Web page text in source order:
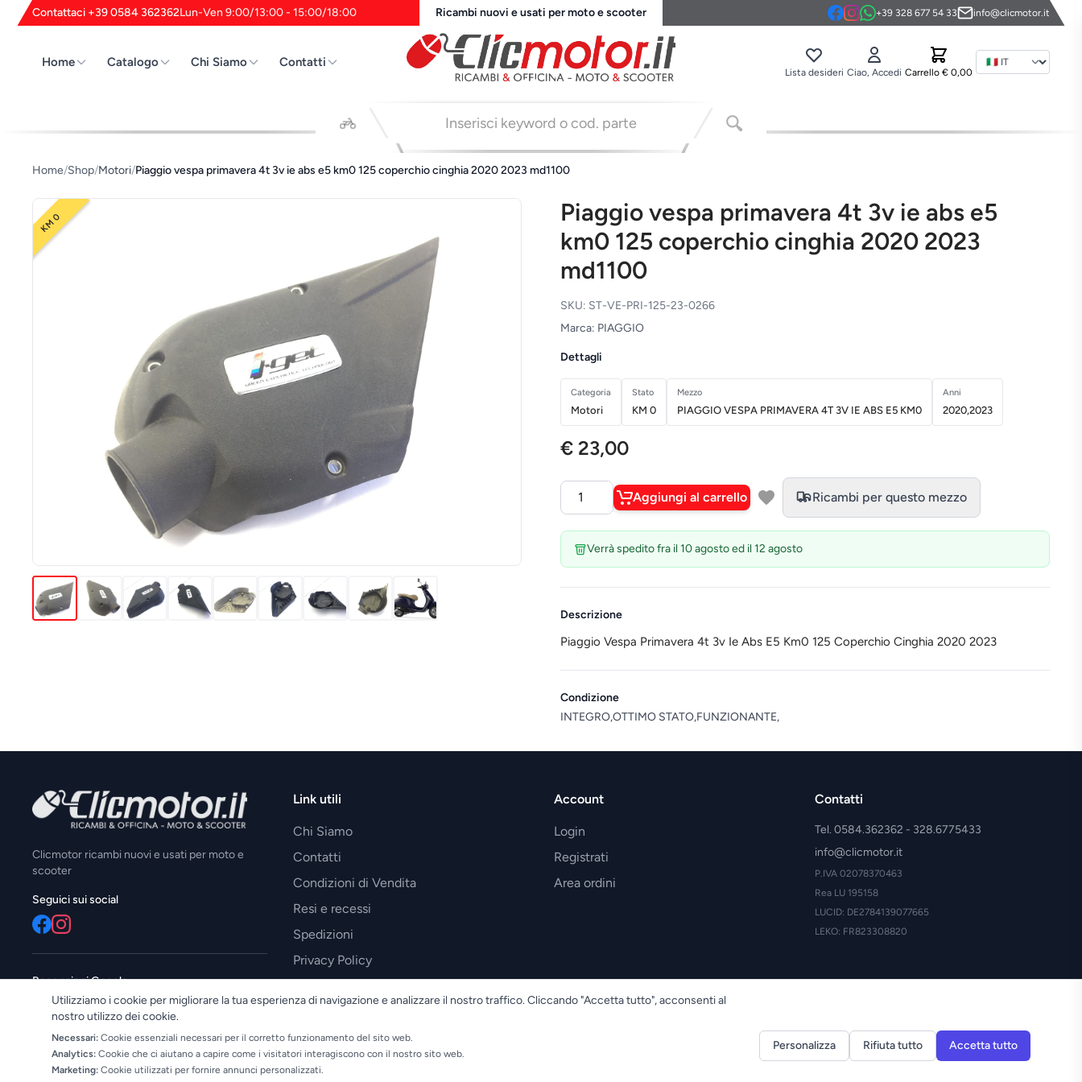
Contattaci +39 0584 362362Lun-Ven 9:00/13:00 - 15:00/18:00 Ricambi nuovi e usati per moto e scooter +39 328 677 54 33 info@clicmotor.it
Home Catalogo Chi Siamo Contatti
Lista desideri Ciao, Accedi Carrello € 0,00
Home/Shop/Motori/Piaggio vespa primavera 4t 3v ie abs e5 km0 125 coperchio cinghia 2020 2023 md1100
KM 0
Piaggio vespa primavera 4t 3v ie abs e5
km0 125 coperchio cinghia 2020 2023
md1100
SKU: ST-VE-PRI-125-23-0266
Marca: PIAGGIO
Dettagli
Categoria
Motori
Stato
KM 0
Mezzo
PIAGGIO VESPA PRIMAVERA 4T 3V IE ABS E5 KM0
Anni
2020,2023
€ 23,00
Quantità
Aggiungi al carrello Ricambi per questo mezzo
Verrà spedito fra il 10 agosto ed il 12 agosto
Descrizione
Piaggio Vespa Primavera 4t 3v Ie Abs E5 Km0 125 Coperchio Cinghia 2020 2023
Condizione
INTEGRO,OTTIMO STATO,FUNZIONANTE,
Clicmotor ricambi nuovi e usati per moto e
scooter
Seguici sui social
Recensioni Google
—
Link utili
Chi Siamo
Contatti
Condizioni di Vendita
Resi e recessi
Spedizioni
Privacy Policy
Account
Login
Registrati
Area ordini
Contatti
Tel. 0584.362362 - 328.6775433
info@clicmotor.it
P.IVA 02078370463
Rea LU 195158
LUCID: DE2784139077665
LEKO: FR823308820
Utilizziamo i cookie per migliorare la tua esperienza di navigazione e analizzare il nostro traffico. Cliccando "Accetta tutto", acconsenti al
nostro utilizzo dei cookie.
Necessari: Cookie essenziali necessari per il corretto funzionamento del sito web.
Analytics: Cookie che ci aiutano a capire come i visitatori interagiscono con il nostro sito web.
Marketing: Cookie utilizzati per fornire annunci personalizzati.
Personalizza Rifiuta tutto Accetta tutto